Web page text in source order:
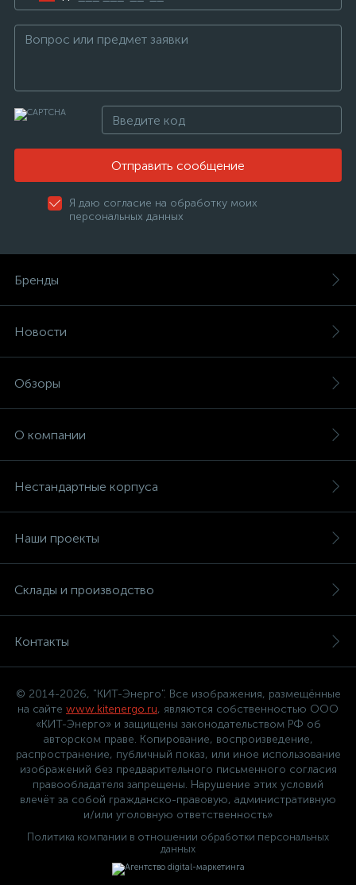
Отправить сообщение
Я даю согласие на обработку моих
персональных данных
Бренды
Новости
Обзоры
О компании
Нестандартные корпуса
Наши проекты
Склады и производство
Контакты
© 2014-2026, "КИТ-Энерго". Все изображения, размещённые
на сайте www.kitenergo.ru, являются собственностью ООО
«КИТ-Энерго» и защищены законодательством РФ об
авторском праве. Копирование, воспроизведение,
распространение, публичный показ, или иное использование
изображений без предварительного письменного согласия
правообладателя запрещены. Нарушение этих условий
влечёт за собой гражданско-правовую, административную
и/или уголовную ответственность»
Политика компании в отношении обработки персональных
данных